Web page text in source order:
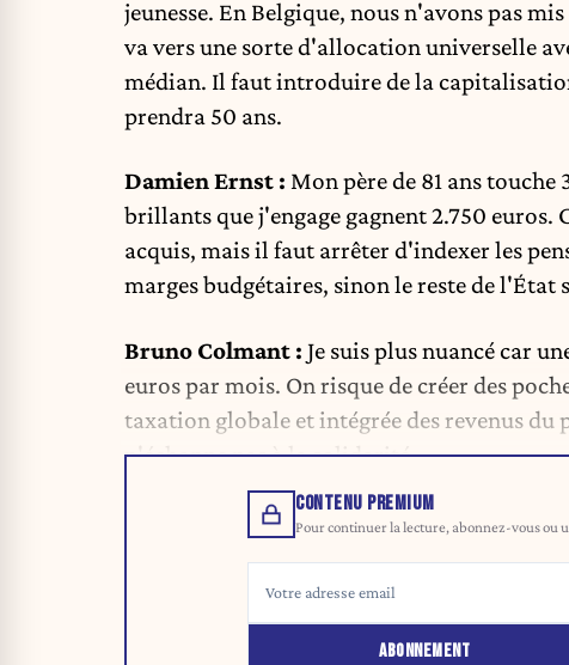
jeunesse. En Belgique, nous n'avons pas
va vers une sorte d'allocation universelle
médian. Il faut introduire de la
prendra 50 ans.
Damien Ernst : Mon père de 81 ans touche
brillants que j'engage gagnent 2.750
acquis, mais il faut arrêter d'indexer les
marges budgétaires, sinon le reste de l'État
Bruno Colmant : Je suis plus nuancé car
euros par mois. On risque de créer des
taxation globale et intégrée des revenus
n'échappe pas à la solidarité.
CONTENU PREMIUM
Pour continuer la lecture, abonnez-vous ou
ABONNEMENT